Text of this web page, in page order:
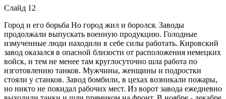
Слайд 12
Город и его борьба Но город жил и боролся. Заводы
продолжали выпускать военную продукцию. Голодные
измученные люди находили в себе силы работать. Кировский
завод оказался в опасной близости от расположения немецких
войск, и тем не менее там круглосуточно шла работа по
изготовлению танков. Мужчины, женщины и подростки
стояли у станков. Завод бомбили, в цехах возникали пожары,
но никто не покидал рабочих мест. Из ворот завода ежедневно